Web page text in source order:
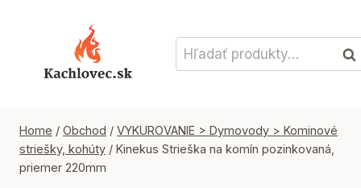
Hľadať:
Home / Obchod / VYKUROVANIE > Dymovody > Kominové
striešky, kohúty / Kinekus Strieška na komín pozinkovaná,
priemer 220mm